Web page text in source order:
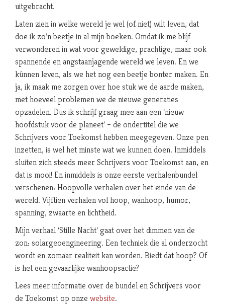
uitgebracht.
Laten zien in welke wereld je wel (of niet) wilt leven, dat
doe ik zo’n beetje in al mijn boeken. Omdat ik me blijf
verwonderen in wat voor geweldige, prachtige, maar ook
spannende en angstaanjagende wereld we leven. En we
kúnnen leven, als we het nog een beetje bonter maken. En
ja, ik maak me zorgen over hoe stuk we de aarde maken,
met hoeveel problemen we de nieuwe generaties
opzadelen. Dus ik schrijf graag mee aan een ‘nieuw
hoofdstuk voor de planeet’ – de ondertitel die we
Schrijvers voor Toekomst hebben meegegeven. Onze pen
inzetten, is wel het minste wat we kunnen doen. Inmiddels
sluiten zich steeds meer Schrijvers voor Toekomst aan, en
dat is mooi! En inmiddels is onze eerste verhalenbundel
verschenen: Hoopvolle verhalen over het einde van de
wereld. Vijftien verhalen vol hoop, wanhoop, humor,
spanning, zwaarte en lichtheid.
Mijn verhaal ‘Stille Nacht’ gaat over het dimmen van de
zon: solargeoengineering. Een techniek die al onderzocht
wordt en zomaar realiteit kan worden. Biedt dat hoop? Of
is het een gevaarlijke wanhoopsactie?
Lees meer informatie over de bundel en Schrijvers voor
de Toekomst op onze website.